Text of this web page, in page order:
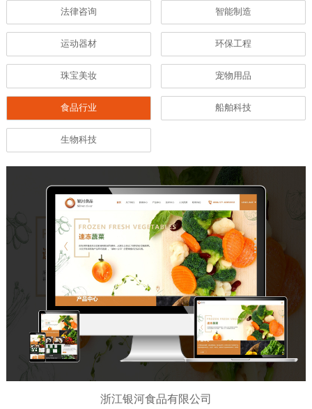
法律咨询 智能制造
运动器材 环保工程
珠宝美妆 宠物用品
食品行业 船舶科技
生物科技
浙江银河食品有限公司